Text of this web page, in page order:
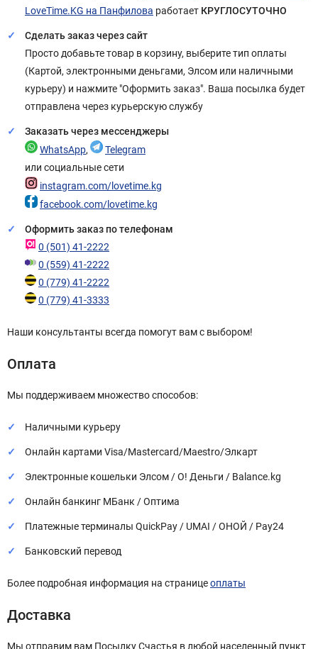
LoveTime.KG на Панфилова работает КРУГЛОСУТОЧНО
Сделать заказ через сайт
Просто добавьте товар в корзину, выберите тип оплаты
(Картой, электронными деньгами, Элсом или наличными
курьеру) и нажмите "Оформить заказ". Ваша посылка будет
отправлена через курьерскую службу
Заказать через мессенджеры
WhatsApp,
Telegram
или социальные сети
instagram.com/lovetime.kg
facebook.com/lovetime.kg
Оформить заказ по телефонам
0 (501) 41-2222
0 (559) 41-2222
0 (779) 41-2222
0 (779) 41-3333
Наши консультанты всегда помогут вам с выбором!
Оплата
Мы поддерживаем множество способов:
Наличными курьеру
Онлайн картами Visa/Mastercard/Maestro/Элкарт
Электронные кошельки Элсом / О! Деньги / Balance.kg
Онлайн банкинг МБанк / Оптима
Платежные терминалы QuickPay / UMAI / ОНОЙ / Pay24
Банковский перевод
Более подробная информация на страницеоплаты
Доставка
Мы отправим вам Посылку Счастья в любой населенный пункт